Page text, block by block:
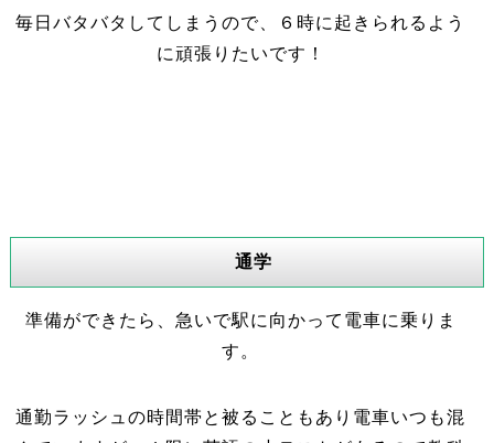
毎日バタバタしてしまうので、６時に起きられるよう
に頑張りたいです！
通学
準備ができたら、急いで駅に向かって電車に乗りま
す。
通勤ラッシュの時間帯と被ることもあり電車いつも混